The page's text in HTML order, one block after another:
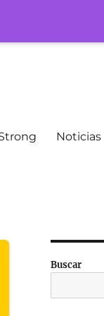
Noticias
Buscar